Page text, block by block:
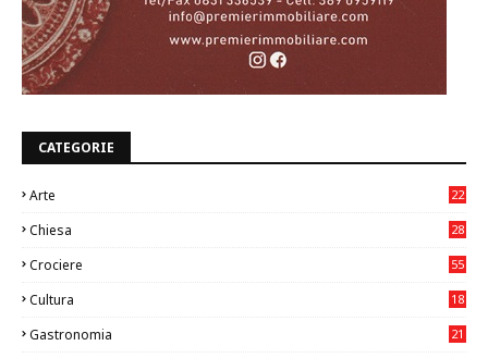
CATEGORIE
Arte
22
Chiesa
28
Crociere 55
Cultura
18
Gastronomia
21